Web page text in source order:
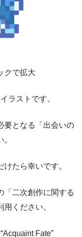
クで拡大
ラストです。
要となる「出会いの
たら幸いです。
「二次創作に関する
ください。
Fate”